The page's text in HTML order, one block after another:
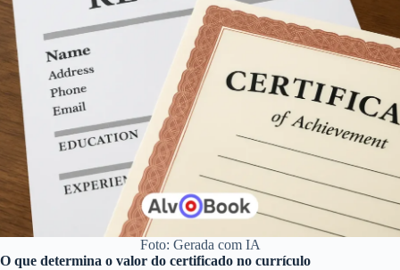
Foto: Gerada com IA
O que determina o valor do certificado no currículo